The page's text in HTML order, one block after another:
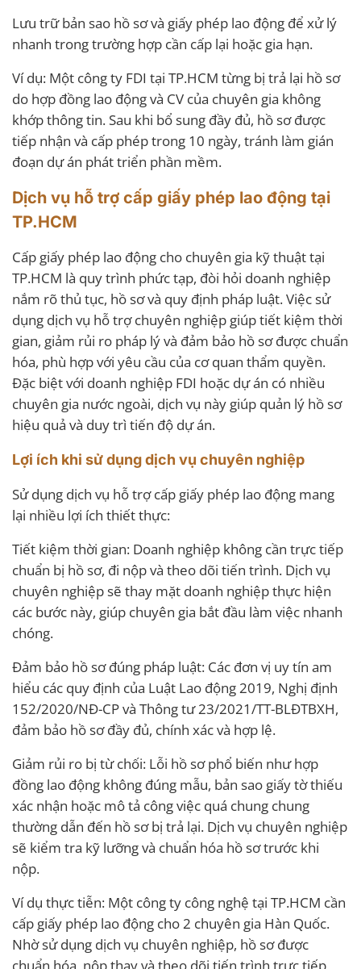
Lưu trữ bản sao hồ sơ và giấy phép lao động để xử lý
nhanh trong trường hợp cần cấp lại hoặc gia hạn.
Ví dụ: Một công ty FDI tại TP.HCM từng bị trả lại hồ sơ
do hợp đồng lao động và CV của chuyên gia không
khớp thông tin. Sau khi bổ sung đầy đủ, hồ sơ được
tiếp nhận và cấp phép trong 10 ngày, tránh làm gián
đoạn dự án phát triển phần mềm.
Dịch vụ hỗ trợ cấp giấy phép lao động tại
TP.HCM
Cấp giấy phép lao động cho chuyên gia kỹ thuật tại
TP.HCM là quy trình phức tạp, đòi hỏi doanh nghiệp
nắm rõ thủ tục, hồ sơ và quy định pháp luật. Việc sử
dụng dịch vụ hỗ trợ chuyên nghiệp giúp tiết kiệm thời
gian, giảm rủi ro pháp lý và đảm bảo hồ sơ được chuẩn
hóa, phù hợp với yêu cầu của cơ quan thẩm quyền.
Đặc biệt với doanh nghiệp FDI hoặc dự án có nhiều
chuyên gia nước ngoài, dịch vụ này giúp quản lý hồ sơ
hiệu quả và duy trì tiến độ dự án.
Lợi ích khi sử dụng dịch vụ chuyên nghiệp
Sử dụng dịch vụ hỗ trợ cấp giấy phép lao động mang
lại nhiều lợi ích thiết thực:
Tiết kiệm thời gian: Doanh nghiệp không cần trực tiếp
chuẩn bị hồ sơ, đi nộp và theo dõi tiến trình. Dịch vụ
chuyên nghiệp sẽ thay mặt doanh nghiệp thực hiện
các bước này, giúp chuyên gia bắt đầu làm việc nhanh
chóng.
Đảm bảo hồ sơ đúng pháp luật: Các đơn vị uy tín am
hiểu các quy định của Luật Lao động 2019, Nghị định
152/2020/NĐ-CP và Thông tư 23/2021/TT-BLĐTBXH,
đảm bảo hồ sơ đầy đủ, chính xác và hợp lệ.
Giảm rủi ro bị từ chối: Lỗi hồ sơ phổ biến như hợp
đồng lao động không đúng mẫu, bản sao giấy tờ thiếu
xác nhận hoặc mô tả công việc quá chung chung
thường dẫn đến hồ sơ bị trả lại. Dịch vụ chuyên nghiệp
sẽ kiểm tra kỹ lưỡng và chuẩn hóa hồ sơ trước khi
nộp.
Ví dụ thực tiễn: Một công ty công nghệ tại TP.HCM cần
cấp giấy phép lao động cho 2 chuyên gia Hàn Quốc.
Nhờ sử dụng dịch vụ chuyên nghiệp, hồ sơ được